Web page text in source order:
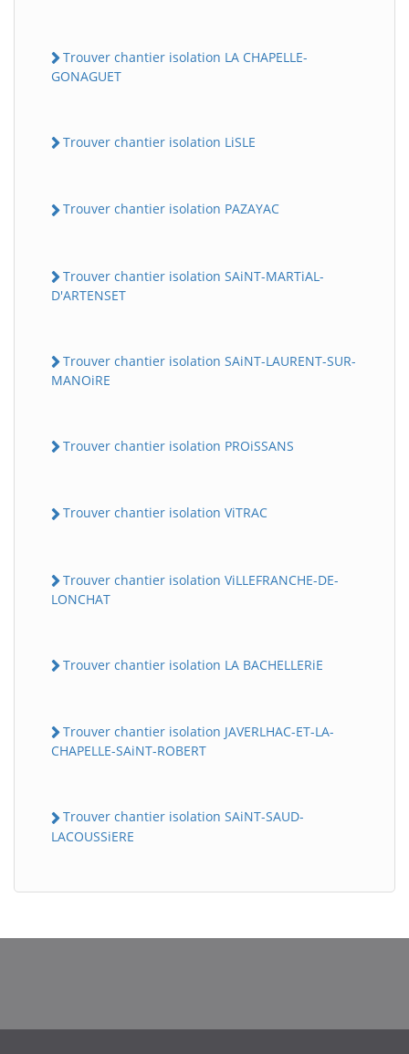
Trouver chantier isolation LA CHAPELLE-
GONAGUET
Trouver chantier isolation LiSLE
Trouver chantier isolation PAZAYAC
Trouver chantier isolation SAiNT-MARTiAL-
D'ARTENSET
Trouver chantier isolation SAiNT-LAURENT-SUR-
MANOiRE
Trouver chantier isolation PROiSSANS
Trouver chantier isolation ViTRAC
Trouver chantier isolation ViLLEFRANCHE-DE-
LONCHAT
Trouver chantier isolation LA BACHELLERiE
Trouver chantier isolation JAVERLHAC-ET-LA-
CHAPELLE-SAiNT-ROBERT
Trouver chantier isolation SAiNT-SAUD-
LACOUSSiERE
BatiWebPro